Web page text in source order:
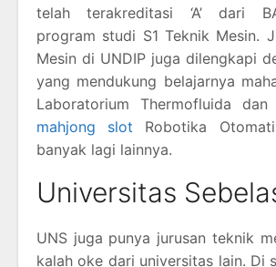
telah terakreditasi ‘A’ dari
program studi S1 Teknik Mesin.
Mesin di UNDIP juga dilengkapi
yang mendukung belajarnya
Laboratorium Thermofluida dan
mahjong slot Robotika
banyak lagi lainnya.
Universitas
UNS juga punya jurusan teknik
kalah oke dari universitas lain. Di